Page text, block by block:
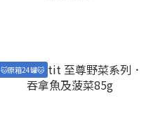
🐱原箱24罐🐱